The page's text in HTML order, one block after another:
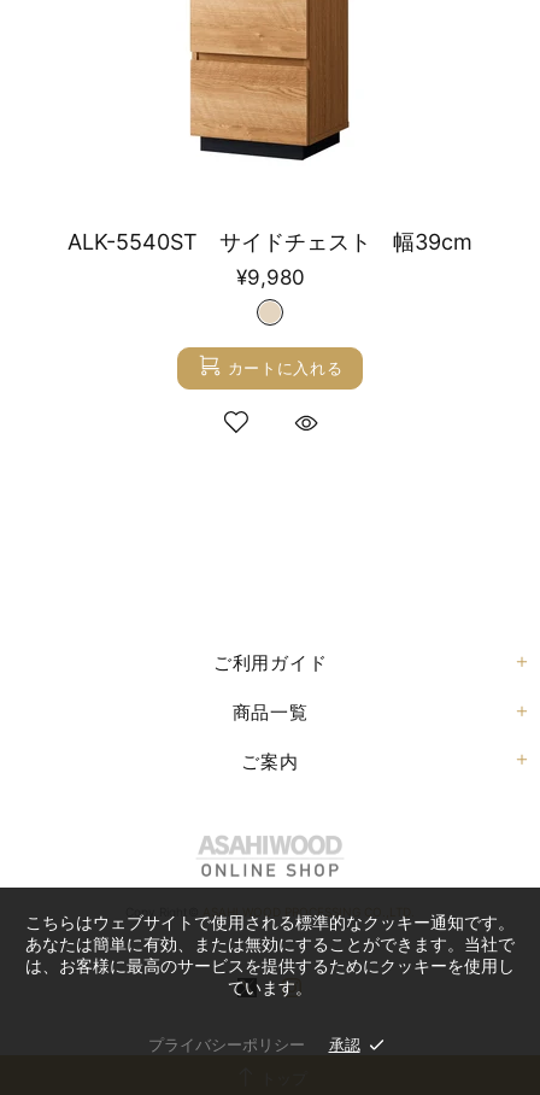
ALK-5540ST サイドチェスト 幅39cm
¥9,980
カートに入れる
ご利用ガイド
商品一覧
ご案内
Copy Right© ASAHI WOOD PROCESSING CO.,LTD.
こちらはウェブサイトで使用される標準的なクッキー通知です。
あなたは簡単に有効、または無効にすることができます。当社で
は、お客様に最高のサービスを提供するためにクッキーを使用し
ています。
プライバシーポリシー 承認